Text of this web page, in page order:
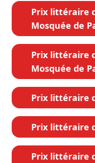
Prix littéraire
Mosquée de
Prix littéraire
Mosquée de
Prix littéraire
Prix littéraire
Prix littéraire